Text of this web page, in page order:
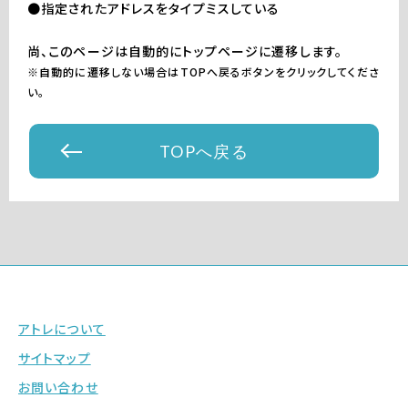
●指定されたアドレスをタイプミスしている
尚、このページは自動的にトップページに遷移します。
※自動的に遷移しない場合はTOPへ戻るボタンをクリックしてくださ
い。
TOPへ戻る
アトレについて
サイトマップ
お問い合わせ